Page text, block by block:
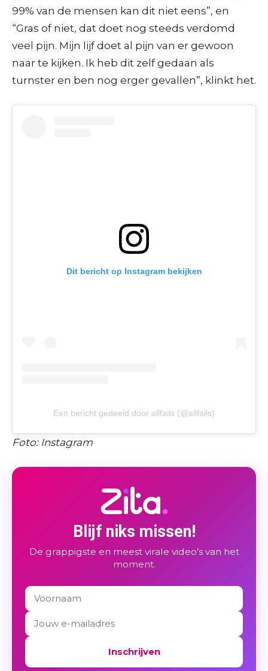
99% van de mensen kan dit niet eens”, en
“Gras of niet, dat doet nog steeds verdomd
veel pijn. Mijn lijf doet al pijn van er gewoon
naar te kijken. Ik heb dit zelf gedaan als
turnster en ben nog erger gevallen”, klinkt het.
Dit bericht op Instagram bekijken
Een bericht gedeeld door allfails (@allfails)
Foto: Instagram
Blijf niks missen!
De grappigste en meest virale video’s van het
moment.
Inschrijven